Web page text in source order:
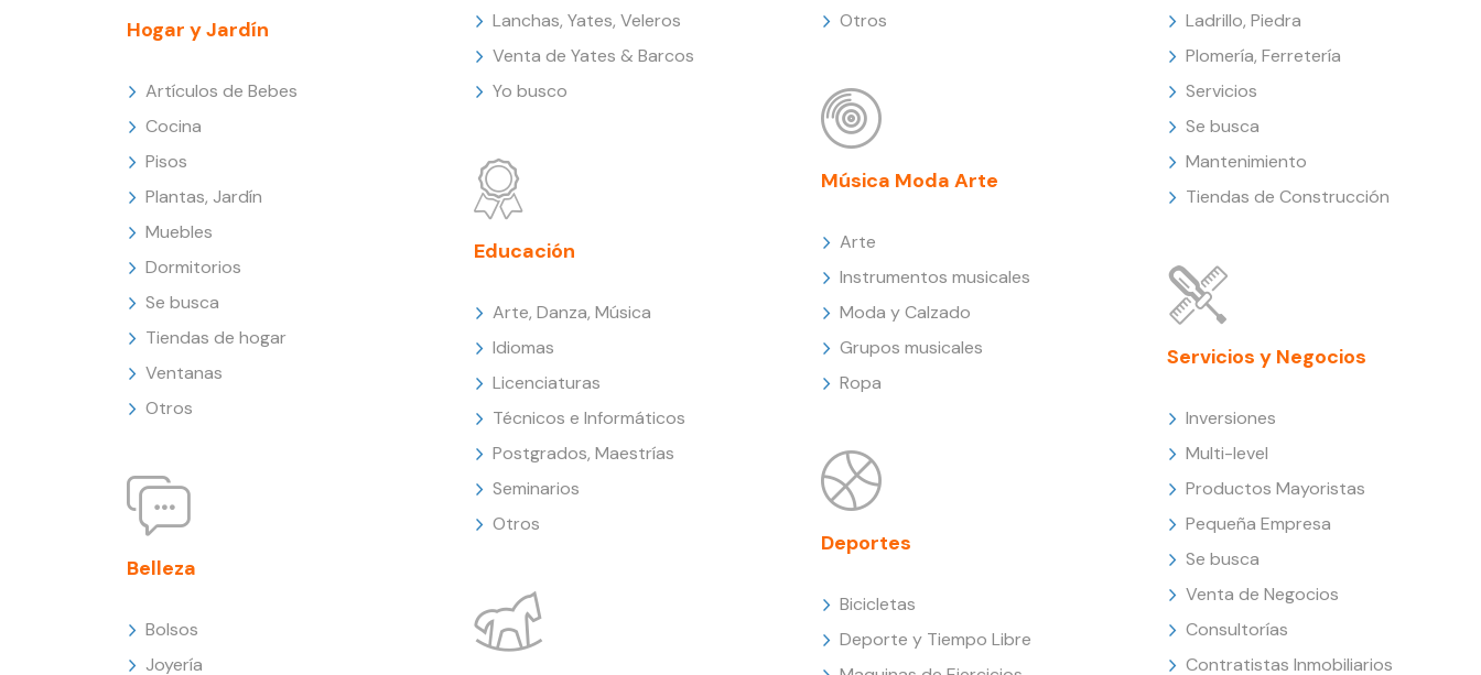
Hogar y Jardín
Artículos de Bebes
Cocina
Pisos
Plantas, Jardín
Muebles
Dormitorios
Se busca
Tiendas de hogar
Ventanas
Otros
Belleza
Bolsos
Joyería
Lanchas, Yates, Veleros
Venta de Yates & Barcos
Yo busco
Educación
Arte, Danza, Música
Idiomas
Licenciaturas
Técnicos e Informáticos
Postgrados, Maestrías
Seminarios
Otros
Otros
Música Moda Arte
Arte
Instrumentos musicales
Moda y Calzado
Grupos musicales
Ropa
Deportes
Bicicletas
Deporte y Tiempo Libre
Ladrillo, Piedra
Plomería, Ferretería
Servicios
Se busca
Mantenimiento
Tiendas de Construcción
Servicios y Negocios
Inversiones
Multi-level
Productos Mayoristas
Pequeña Empresa
Se busca
Venta de Negocios
Consultorías
Contratistas Inmobiliarios